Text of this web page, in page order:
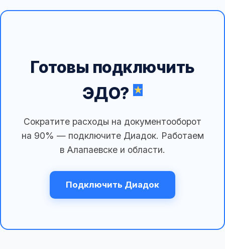
Готовы подключить
ЭДО?
Сократите расходы на документооборот
на 90% — подключите Диадок. Работаем
в Алапаевске и области.
Подключить Диадок